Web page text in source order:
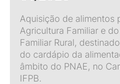
Aquisição de alimentos
Agricultura Familiar e
Familiar Rural,
do cardápio da
âmbito do PNAE, no
IFPB.